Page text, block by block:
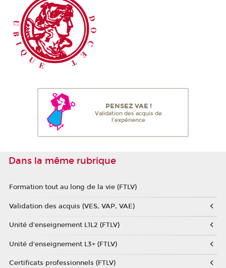
PENSEZ VAE !
Validation des acquis de
l'expérience
Dans la même rubrique
Formation tout au long de la vie (FTLV)
Validation des acquis (VES, VAP, VAE)
Unité d'enseignement L1L2 (FTLV)
Unité d'enseignement L3+ (FTLV)
Certificats professionnels (FTLV)